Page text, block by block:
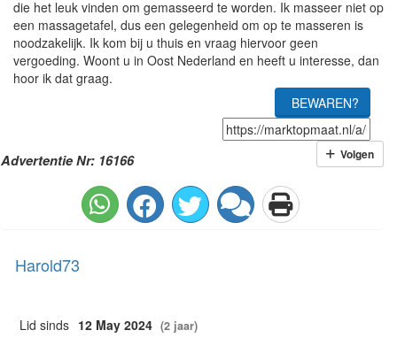
die het leuk vinden om gemasseerd te worden. Ik masseer niet op
een massagetafel, dus een gelegenheid om op te masseren is
noodzakelijk. Ik kom bij u thuis en vraag hiervoor geen
vergoeding. Woont u in Oost Nederland en heeft u interesse, dan
hoor ik dat graag.
BEWAREN?
Advertentie Nr: 16166 Volgen
Harold73
Lid sinds 12 May 2024 (2 jaar)